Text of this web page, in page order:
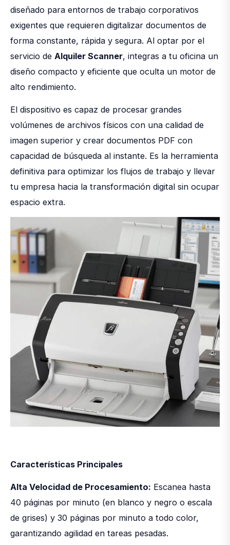
diseñado para entornos de trabajo corporativos
exigentes que requieren digitalizar documentos de
forma constante, rápida y segura. Al optar por el
servicio de Alquiler Scanner, integras a tu oficina un
diseño compacto y eficiente que oculta un motor de
alto rendimiento.
El dispositivo es capaz de procesar grandes
volúmenes de archivos físicos con una calidad de
imagen superior y crear documentos PDF con
capacidad de búsqueda al instante. Es la herramienta
definitiva para optimizar los flujos de trabajo y llevar
tu empresa hacia la transformación digital sin ocupar
espacio extra.
Características Principales
Alta Velocidad de Procesamiento: Escanea hasta
40 páginas por minuto (en blanco y negro o escala
de grises) y 30 páginas por minuto a todo color,
garantizando agilidad en tareas pesadas.